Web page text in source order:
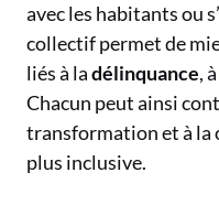
avec les habitants ou
collectif permet de
liés à ladélinquance,
Chacun peut ainsi
transformation et à la
plus inclusive.